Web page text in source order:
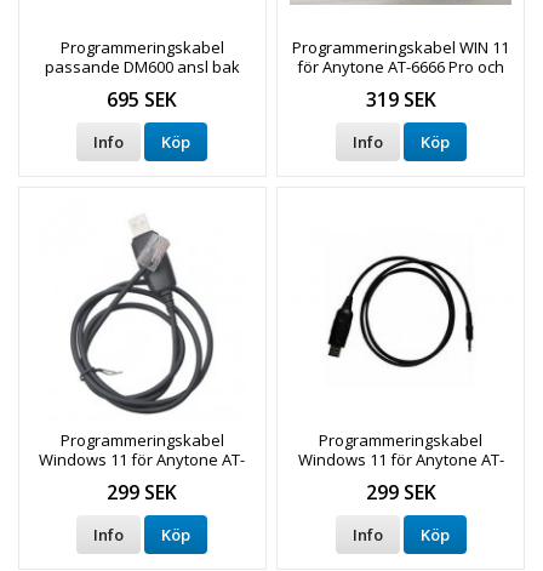
Programmeringskabel
passande DM600 ansl bak
695 SEK
Info Köp
Programmeringskabel WIN 11
för Anytone AT-6666 Pro och
319 SEK
Info Köp
Programmeringskabel
Windows 11 för Anytone AT-
299 SEK
Info Köp
Programmeringskabel
Windows 11 för Anytone AT-
299 SEK
Info Köp